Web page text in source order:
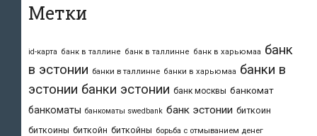
Метки
id-карта банк в таллине банк в таллинне банк в харьюмаа банк
в эстонии банки в таллинне банки в харьюмаа банки в
эстонии банки эстонии банк москвы банкомат
банкоматы банкоматы swedbank банк эстонии биткоин
биткоины биткойн биткойны борьба с отмыванием денег